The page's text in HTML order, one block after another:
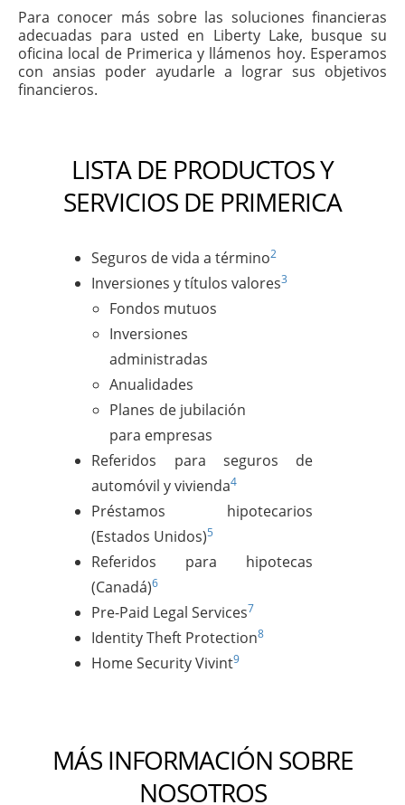
Para conocer más sobre las soluciones financieras
adecuadas para usted en Liberty Lake, busque su
oficina local de Primerica y llámenos hoy. Esperamos
con ansias poder ayudarle a lograr sus objetivos
financieros.
LISTA DE PRODUCTOS Y
SERVICIOS DE PRIMERICA
Seguros de vida a término2
Inversiones y títulos valores3
Fondos mutuos
Inversiones
administradas
Anualidades
Planes de jubilación
para empresas
Referidos para seguros de
automóvil y vivienda4
Préstamos hipotecarios
(Estados Unidos)5
Referidos para hipotecas
(Canadá)6
Pre-Paid Legal Services7
Identity Theft Protection8
Home Security Vivint9
MÁS INFORMACIÓN SOBRE
NOSOTROS